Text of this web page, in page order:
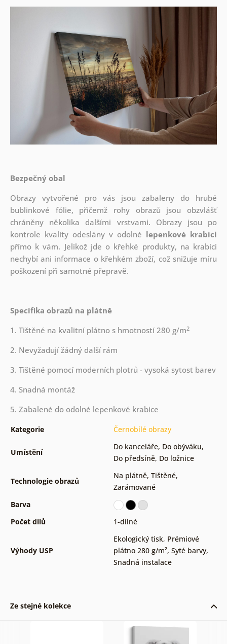
Bezpečný obal
Obrazy vytvořené pro vás jsou zabaleny do hrubé
bublinkové fólie, přičemž rohy obrazů jsou obzvlášť
chráněny několika dalšími vrstvami. Obrazy jsou po
kontrole kvality odeslány v odolné lepenkové krabici
přímo k vám. Jelikož jde o křehké produkty, na krabici
nechybí ani informace o křehkém zboží, což snižuje míru
poškození při samotné přepravě.
Specifika obrazů na plátně
1. Tištěné na kvalitní plátno s hmotností 280 g/m2
2. Nevyžadují žádný další rám
3. Tištěné pomocí moderních plotrů - vysoká sytost barev
4. Snadná montáž
5. Zabalené do odolné lepenkové krabice
Kategorie Černobílé obrazy
Umístění
Do kanceláře, Do obýváku,
Do předsíně, Do ložnice
Technologie obrazů
Na plátně, Tištěné,
Zarámované
Barva
Počet dílů
1-dílné
Výhody USP
Ekologický tisk, Prémiové
plátno 280 g/m², Syté barvy,
Snadná instalace
Ze stejné kolekce